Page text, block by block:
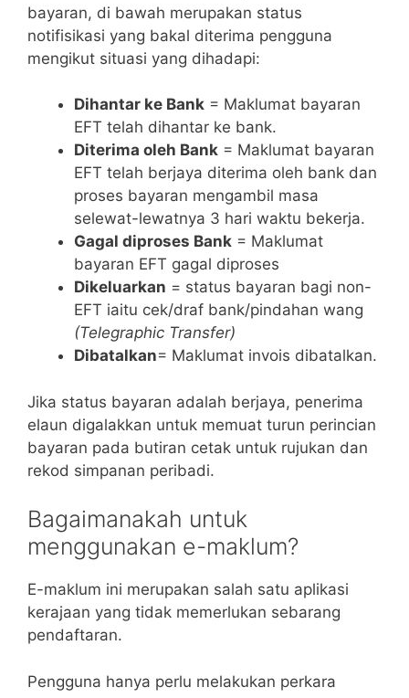
bayaran, di bawah merupakan status
notifisikasi yang bakal diterima pengguna
mengikut situasi yang dihadapi:
Dihantar ke Bank = Maklumat bayaran
EFT telah dihantar ke bank.
Diterima oleh Bank = Maklumat bayaran
EFT telah berjaya diterima oleh bank dan
proses bayaran mengambil masa
selewat-lewatnya 3 hari waktu bekerja.
Gagal diproses Bank = Maklumat
bayaran EFT gagal diproses
Dikeluarkan = status bayaran bagi non-
EFT iaitu cek/draf bank/pindahan wang
(Telegraphic Transfer)
Dibatalkan= Maklumat invois dibatalkan.
Jika status bayaran adalah berjaya, penerima
elaun digalakkan untuk memuat turun perincian
bayaran pada butiran cetak untuk rujukan dan
rekod simpanan peribadi.
Bagaimanakah untuk
menggunakan e-maklum?
E-maklum ini merupakan salah satu aplikasi
kerajaan yang tidak memerlukan sebarang
pendaftaran.
Pengguna hanya perlu melakukan perkara